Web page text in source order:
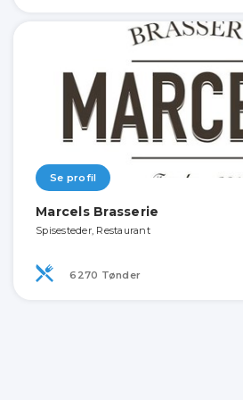
Se profil
Marcels Brasserie
Spisesteder, Restaurant
6270 Tønder